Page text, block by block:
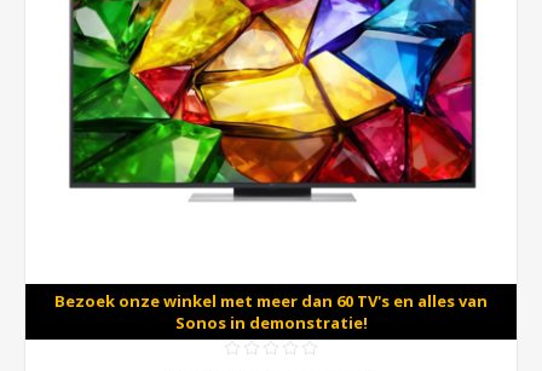
Bezoek onze winkel met meer dan 60 TV's en alles van
Sonos in demonstratie!